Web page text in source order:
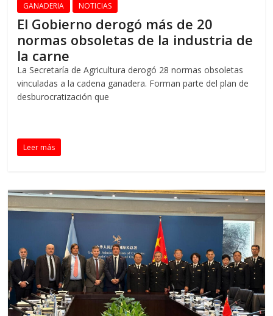
GANADERIA NOTICIAS
El Gobierno derogó más de 20
normas obsoletas de la industria de
la carne
La Secretaría de Agricultura derogó 28 normas obsoletas
vinculadas a la cadena ganadera. Forman parte del plan de
desburocratización que
Leer más